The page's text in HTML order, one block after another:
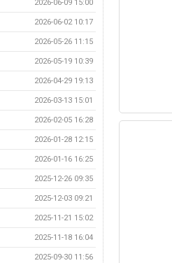
2026-06-09 15:00
2026-06-02 10:17
2026-05-26 11:15
2026-05-19 10:39
2026-04-29 19:13
2026-03-13 15:01
2026-02-05 16:28
2026-01-28 12:15
2026-01-16 16:25
2025-12-26 09:35
2025-12-03 09:21
2025-11-21 15:02
2025-11-18 16:04
2025-09-30 11:56